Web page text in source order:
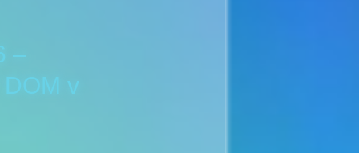
–
v